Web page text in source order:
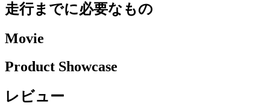
走行までに必要なもの
Movie
Product Showcase
レビュー